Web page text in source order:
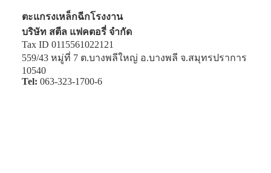
ตะแกรงเหล็กฉีกโรงงาน
บริษัท สตีล แฟคตอรี่ จำกัด
Tax ID 0115561022121
559/43 หมู่ที่ 7 ต.บางพลีใหญ่ อ.บางพลี จ.สมุทรปราการ
10540
Tel: 063-323-1700-6